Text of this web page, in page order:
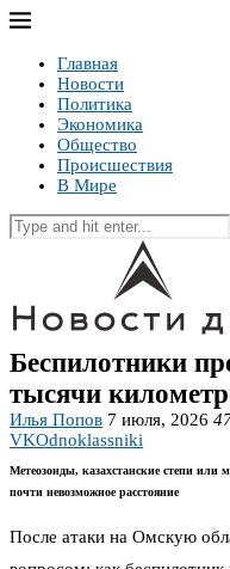
Главная
Новости
Политика
Экономика
Общество
Происшествия
В Мире
Беспилотники
тысячи
Илья Попов 7 июля, 2026
VKOdnoklassniki
Метеозонды, казахстанские степи
почти невозможное расстояние
После атаки на Омскую